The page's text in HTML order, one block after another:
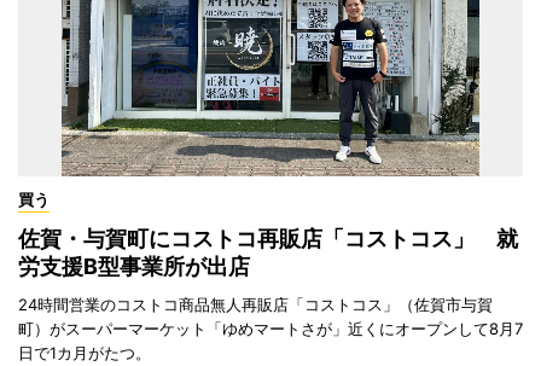
買う
佐賀・与賀町にコストコ再販店「コストコス」 就
労支援B型事業所が出店
24時間営業のコストコ商品無人再販店「コストコス」（佐賀市与賀
町）がスーパーマーケット「ゆめマートさが」近くにオープンして8月7
日で1カ月がたつ。